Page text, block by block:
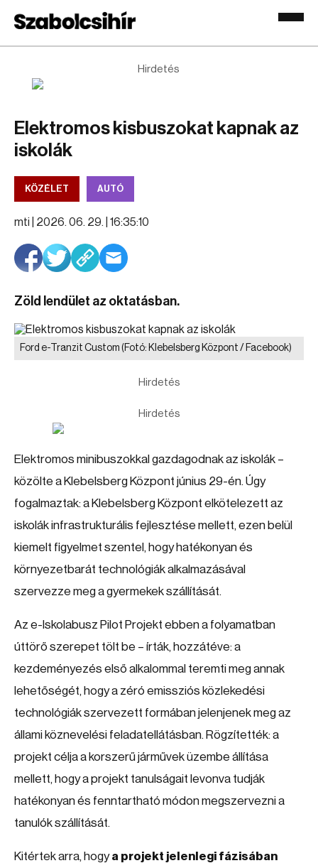
Hirdetés
Elektromos kisbuszokat kapnak az
iskolák
KÖZÉLET AUTÓ
mti | 2026. 06. 29. | 16:35:10
Zöld lendület az oktatásban.
Ford e-Tranzit Custom (Fotó: Klebelsberg Központ / Facebook)
Hirdetés
Hirdetés
Elektromos minibuszokkal gazdagodnak az iskolák –
közölte a Klebelsberg Központ június 29-én. Úgy
fogalmaztak: a Klebelsberg Központ elkötelezett az
iskolák infrastrukturális fejlesztése mellett, ezen belül
kiemelt figyelmet szentel, hogy hatékonyan és
környezetbarát technológiák alkalmazásával
szervezze meg a gyermekek szállítását.
Az e-Iskolabusz Pilot Projekt ebben a folyamatban
úttörő szerepet tölt be – írták, hozzátéve: a
kezdeményezés első alkalommal teremti meg annak
lehetőségét, hogy a zéró emissziós közlekedési
technológiák szervezett formában jelenjenek meg az
állami köznevelési feladatellátásban. Rögzítették: a
projekt célja a korszerű járművek üzembe állítása
mellett, hogy a projekt tanulságait levonva tudják
hatékonyan és fenntartható módon megszervezni a
tanulók szállítását.
Kitértek arra, hogya projekt jelenlegi fázisában